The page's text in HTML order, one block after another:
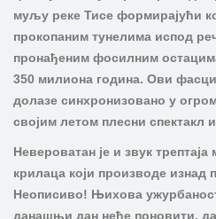
муљу реке Тисе формирајући
прокопаним тунелима испод
пронађеним фосилним
350 милиона година. Ови
долазе синхронизовано у
својим летом плесни спектакл
Невероватан је и звук
крилаца који производе изнад
Неописиво! Њихова
данашњи дан неће поновити,